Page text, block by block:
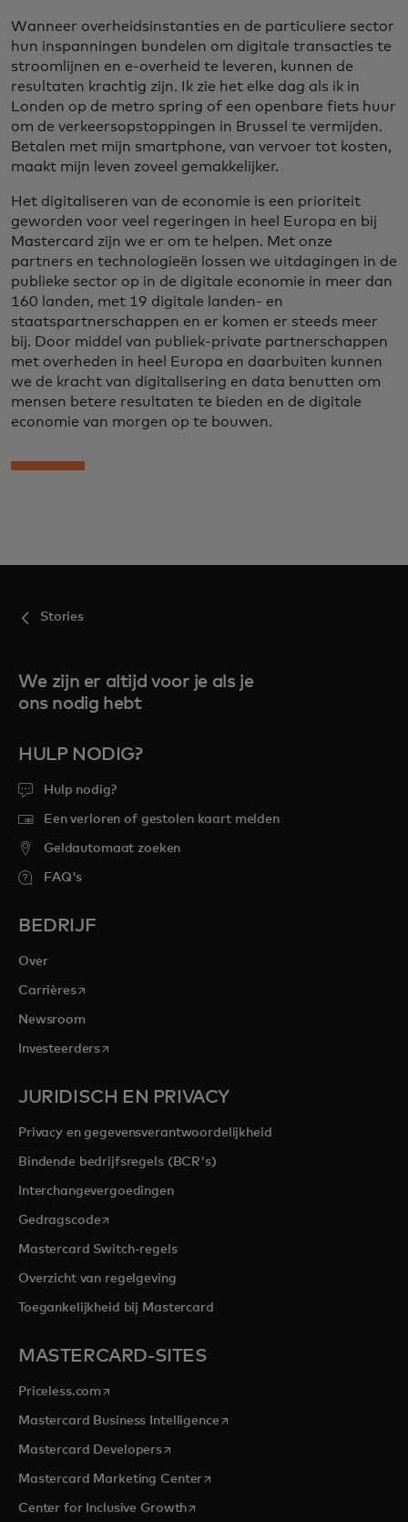
Wanneer overheidsinstanties en de particuliere sector
hun inspanningen bundelen om digitale transacties te
stroomlijnen en e-overheid te leveren, kunnen de
resultaten krachtig zijn. Ik zie het elke dag als ik in
Londen op de metro spring of een openbare fiets huur
om de verkeersopstoppingen in Brussel te vermijden.
Betalen met mijn smartphone, van vervoer tot kosten,
maakt mijn leven zoveel gemakkelijker.
Het digitaliseren van de economie is een prioriteit
geworden voor veel regeringen in heel Europa en bij
Mastercard zijn we er om te helpen. Met onze
partners en technologieën lossen we uitdagingen in de
publieke sector op in de digitale economie in meer dan
160 landen, met 19 digitale landen- en
staatspartnerschappen en er komen er steeds meer
bij. Door middel van publiek-private partnerschappen
met overheden in heel Europa en daarbuiten kunnen
we de kracht van digitalisering en data benutten om
mensen betere resultaten te bieden en de digitale
economie van morgen op te bouwen.
Stories
We zijn er altijd voor je als je
ons nodig hebt
HULP NODIG?
Hulp nodig?
Een verloren of gestolen kaart melden
Geldautomaat zoeken
FAQ's
BEDRIJF
Over
Carrièresopens in a new tab
Newsroom
Investeerdersopens in a new tab
JURIDISCH EN PRIVACY
Privacy en gegevensverantwoordelijkheid
Bindende bedrijfsregels (BCR's)
Interchangevergoedingen
Gedragscodeopens in a new tab
Mastercard Switch-regels
Overzicht van regelgeving
Toegankelijkheid bij Mastercard
MASTERCARD-SITES
Priceless.com opens in a new tab
Mastercard Business Intelligenceopens in a new tab
Mastercard Developersopens in a new tab
Mastercard Marketing Centeropens in a new tab
Center for Inclusive Growthopens in a new tab